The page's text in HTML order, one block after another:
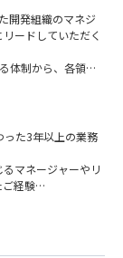
客の反応を得なが
、顧客と共に価値
す！
両立しています。
切にしており、Sl
す。マネジメント
など、テキストと
ける環境を整えて
開発組織のマネジ
ードしていただく
体制から、各領域
る複数名によるマ
名規模のマネジメ
核を担う初期メン
ム運営や課題解決
じて、開発者体験
に関わるいずれか
ゼクティブ」では
ト層としての役割
った3年以上の業務
マネージャーやリ
経験